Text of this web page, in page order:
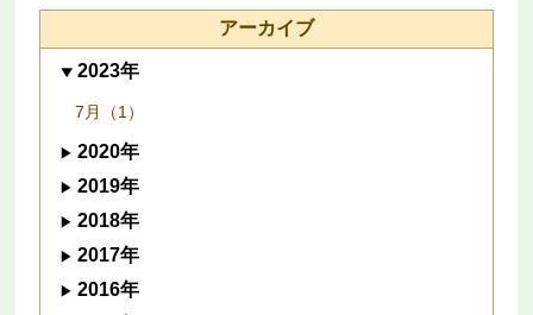
アーカイブ
2023年
7月（1）
2020年
2019年
2018年
2017年
2016年